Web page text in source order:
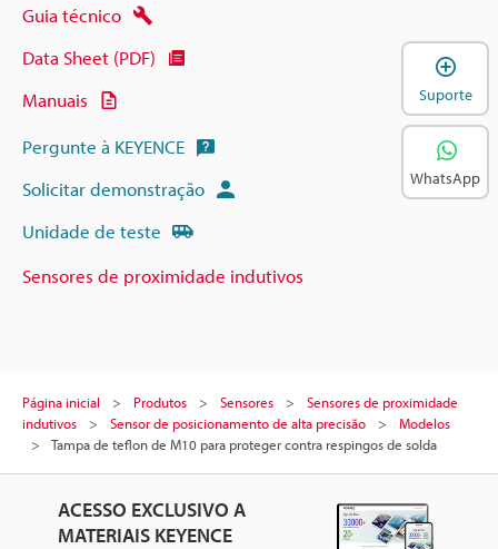
Guia técnico
Data Sheet (PDF)
Manuais
Pergunte à KEYENCE
Solicitar demonstração
Unidade de teste
Sensores de proximidade indutivos
Página inicial Produtos Sensores
Sensores de proximidade
indutivos
Sensor de posicionamento de alta precisão
Modelos
Tampa de teflon de M10 para proteger contra respingos de solda
ACESSO EXCLUSIVO A
MATERIAIS KEYENCE
Suporte
WhatsApp